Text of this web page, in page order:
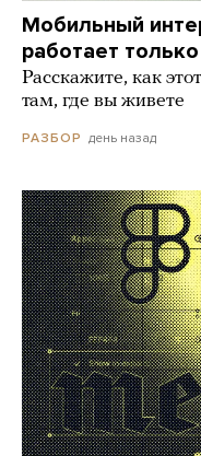
Мобильный
работает
Расскажите, как
там, где вы живете
РАЗБОР день назад